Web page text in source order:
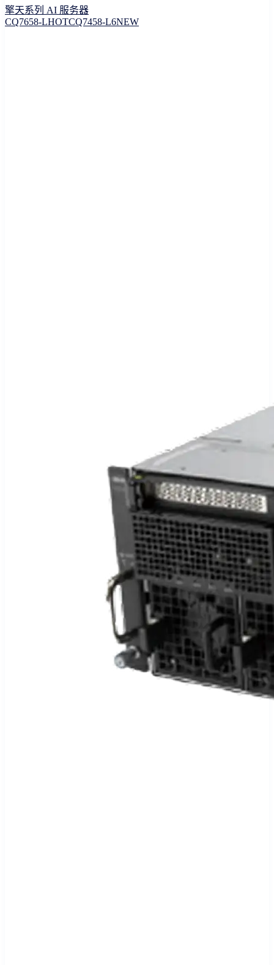
擎天系列 AI 服务器
CQ7658-LHOTCQ7458-L6NEW